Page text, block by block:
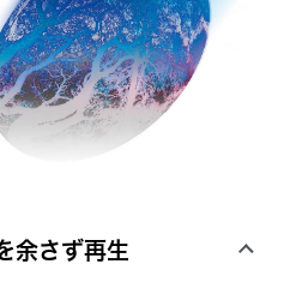
余さず再生